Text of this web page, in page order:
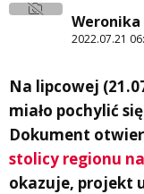
Weronika
2022.07.21
Na lipcowej
miało pochylić
Dokument
stolicy regionu
okazuje, projekt